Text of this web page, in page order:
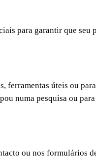
para garantir que seu
úteis ou
numa pesquisa ou
ou nos formulários